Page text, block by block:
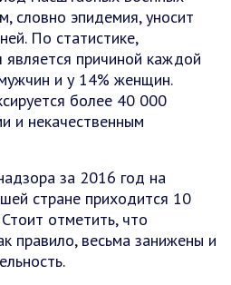
словно эпидемия, уносит
По статистике,
является причиной каждой
и у 14% женщин.
более 40 000
и некачественным
за 2016 год на
стране приходится 10
отметить, что
правило, весьма занижены и